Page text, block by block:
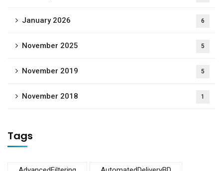
January 2026 6
November 2025 5
November 2019 5
November 2018 1
Tags